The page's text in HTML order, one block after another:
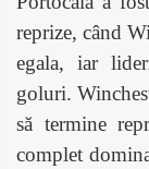
reprize, când
egala, iar
goluri.
să termine
complet